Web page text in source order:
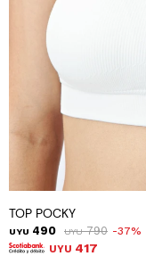
TOP POCKY
UYU 490 UYU 790 37
UYU 417